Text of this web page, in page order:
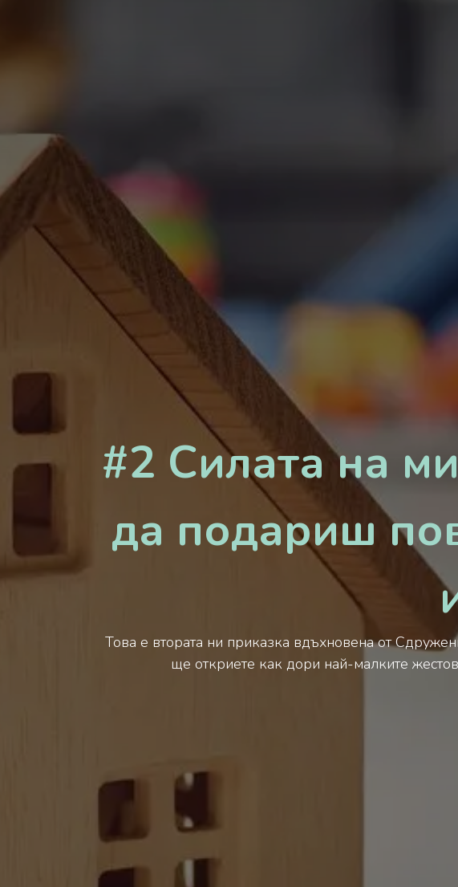
#2 Силата на
да подариш
Това е втората ни приказка вдъхновена от
ще откриете как дори най-малките